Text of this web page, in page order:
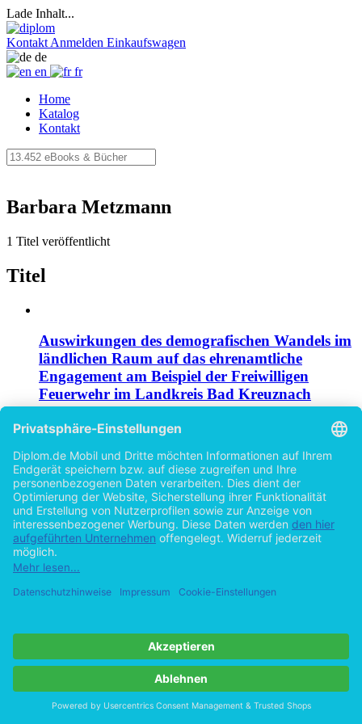
Lade Inhalt...
Kontakt Anmelden Einkaufswagen
de
en
fr
Home
Katalog
Kontakt
Barbara Metzmann
1 Titel veröffentlicht
Titel
Auswirkungen des demografischen Wandels im
ländlichen Raum auf das ehrenamtliche
Engagement am Beispiel der Freiwilligen
Feuerwehr im Landkreis Bad Kreuznach
vonBarbara Metzmann (Autor:in)
©2006
107 Seiten
Hilfe/FAQ
Impressum
Datenschutz
AGB
Vertrag widerrufen
Zur Desktop-Version
Copyright ©Imprint in der Bedey & Thoms Media GmbH
Cookie-Einstellungen